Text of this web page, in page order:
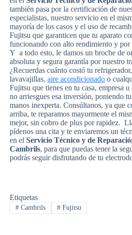
también pasa por la certificación de
especialistas, nuestro servicio en el
mayoría de los casos y el uso de
Fujitsu que garanticen que tu aparato
funcionando con alto rendimiento y por
Y a todo esto, le damos un broche de
absoluta y segura garantía por nuestro
¿Recuerdas cuánto costó tu
lavavajillas, aire acondicionado o
Fujitsu que tienes en tu casa, empresa
no arriesgues esa inversión, poniendo
manos inexperta. Consúltanos, ya que
arriba, te reparamos mayormente el
mejor, sin cobro de plus por rapidez.
pídenos una cita y te enviaremos un
en el Servicio Técnico y de
Cambrils, para que puedas tener la
podrás seguir disfrutando de tu
Etiquetas
#Cambrils #Fujitsu